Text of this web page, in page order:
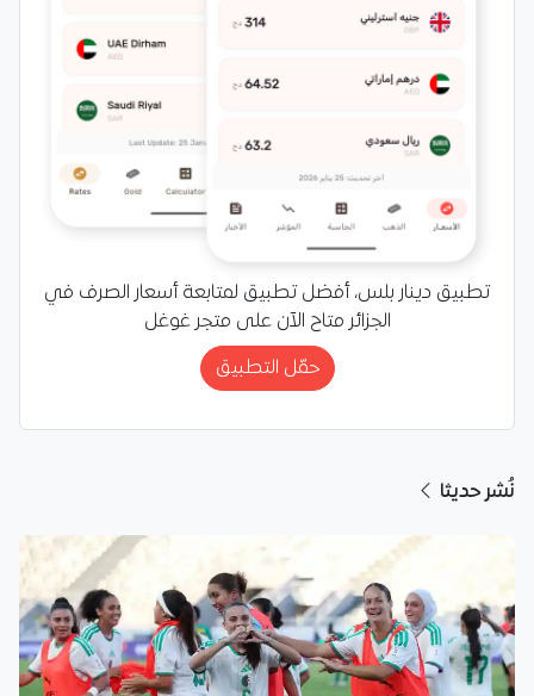
تطبيق دينار بلس، أفضل تطبيق لمتابعة أسعار الصرف في
الجزائر متاح الآن على متجر غوغل
حمّل التطبيق
نُشر حديثا